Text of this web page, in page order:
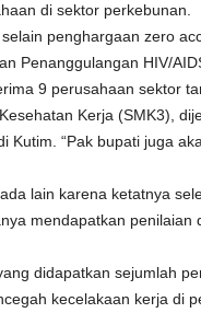
di sektor perkebunan.
penghargaan zero
Penanggulangan HIV/
9 perusahaan sektor
Kerja (SMK3),
Kutim. “Pak bupati juga
lain karena ketatnya
mendapatkan penilaian
didapatkan sejumlah
kecelakaan kerja di